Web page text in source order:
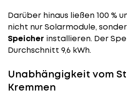
Darüber hinaus ließen 100 %
nicht nur Solarmodule,
Speicher installieren. Der
Durchschnitt 9,6 kWh.
Unabhängigkeit vom
Kremmen